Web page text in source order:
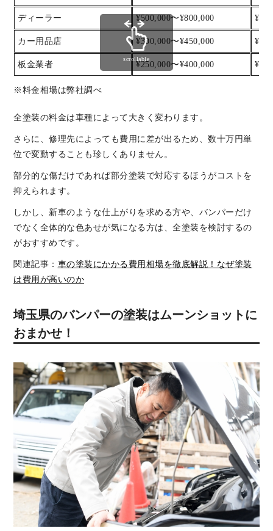
ディーラー ¥500,000〜¥800,000
カー用品店 ¥300,000〜¥450,000
板金業者 ¥250,000〜¥400,000
※料金相場は弊社調べ
scrollable
全塗装の料金は車種によって大きく変わります。
さらに、修理先によっても費用に差が出るため、数十万円単
位で変動することも珍しくありません。
部分的な傷だけであれば部分塗装で対応するほうがコストを
抑えられます。
しかし、新車のような仕上がりを求める方や、バンパーだけ
でなく全体的な色あせが気になる方は、全塗装を検討するの
がおすすめです。
関連記事： 車の塗装にかかる費用相場を徹底解説！なぜ塗装
は費用が高いのか
埼玉県のバンパーの塗装はムーンショットに
おまかせ！